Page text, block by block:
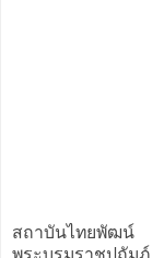
สถาบันไทยพัฒน์
พระบรมราชูปถัม